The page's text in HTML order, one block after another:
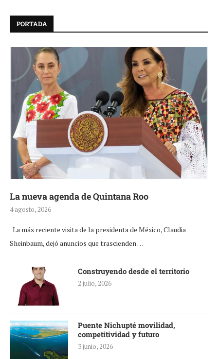
PORTADA
La nueva agenda de Quintana Roo
4 agosto, 2026
La más reciente visita de la presidenta de México, Claudia
Sheinbaum, dejó anuncios que trascienden …
Construyendo desde el territorio
2 julio, 2026
Puente Nichupté movilidad,
competitividad y futuro
3 junio, 2026